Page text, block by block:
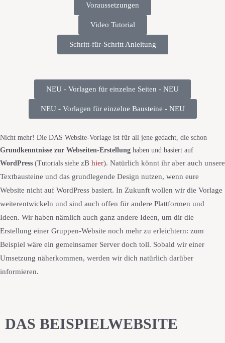
Voraussetzungen
Video Tutorial
Schritt-für-Schritt Anleitung
NEU - Vorlagen für einzelne Seiten - NEU
NEU - Vorlagen für einzelne Bausteine - NEU
Nicht mehr! Die DAS Website-Vorlage ist für all jene gedacht, die schon
Grundkenntnisse zur Webseiten-Erstellung haben und basiert auf
WordPress (Tutorials siehe zB hier). Natürlich könnt ihr aber auch unsere
Textbausteine und das grundlegende Design nutzen, wenn eure
Website nicht auf WordPress basiert. In Zukunft wollen wir die Vorlage
weiterentwickeln und sind auch offen für andere Plattformen und
Ideen. Wir haben nämlich auch ganz andere Ideen, um dir die
Erstellung einer Gruppen-Website noch mehr zu erleichtern: zum
Beispiel wäre ein gemeinsamer Server doch toll. Sobald wir einer
Umsetzung näherkommen, werden wir dich natürlich darüber
informieren.
DAS BEISPIELWEBSITE